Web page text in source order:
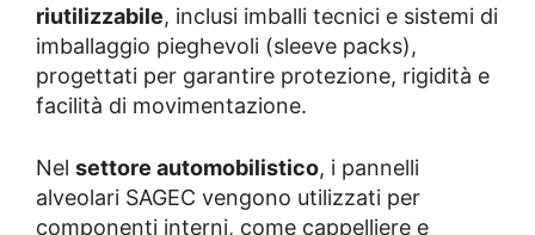
riutilizzabile, inclusi imballi tecnici e sistemi di
imballaggio pieghevoli (sleeve packs),
progettati per garantire protezione, rigidità e
facilità di movimentazione.
Nel settore automobilistico, i pannelli
alveolari SAGEC vengono utilizzati per
componenti interni, come cappelliere e